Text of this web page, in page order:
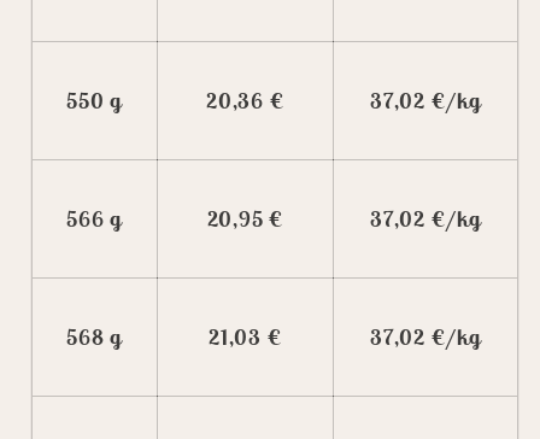
550 g 20,36 € 37,02 €/kg
566 g 20,95 € 37,02 €/kg
568 g 21,03 € 37,02 €/kg